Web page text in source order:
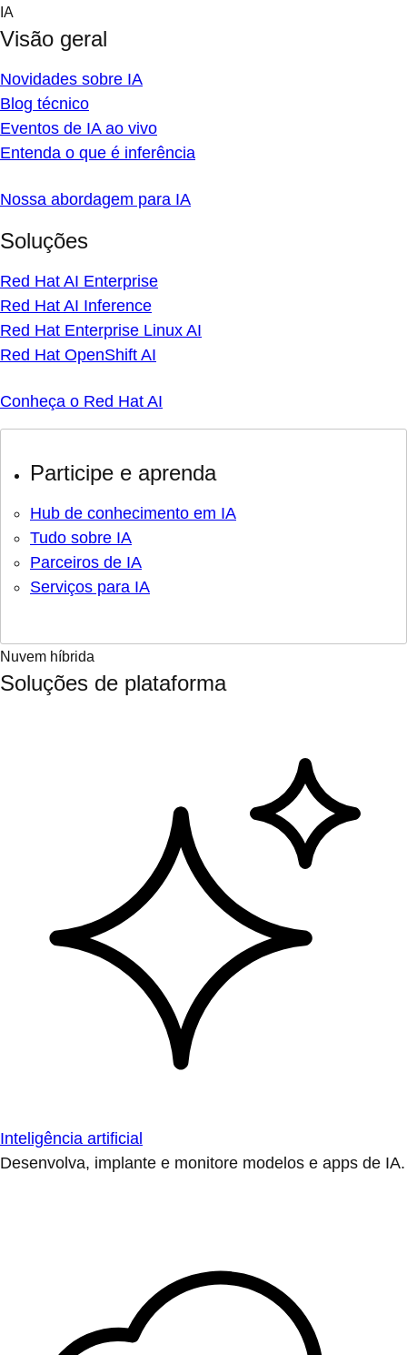
Skip
content
IA
Visão geral
Novidades sobre IA
Blog técnico
Eventos de IA ao vivo
Entenda o que é inferência
Nossa abordagem para IA
Soluções
Red Hat AI Enterprise
Red Hat AI Inference
Red Hat Enterprise Linux AI
Red Hat OpenShift AI
Conheça o Red Hat AI
Participe e aprenda
Hub de conhecimento em IA
Tudo sobre IA
Parceiros de IA
Serviços para IA
Nuvem híbrida
Soluções de plataforma
Inteligência artificial
Desenvolva, implante e monitore modelos e apps de IA.